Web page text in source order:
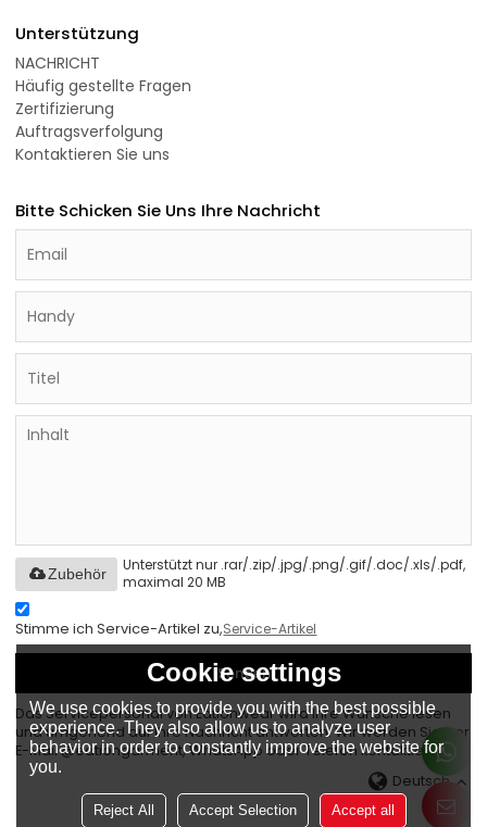
Unterstützung
NACHRICHT
Häufig gestellte Fragen
Zertifizierung
Auftragsverfolgung
Kontaktieren Sie uns
Bitte Schicken Sie Uns Ihre Nachricht
Unterstützt nur .rar/.zip/.jpg/.png/.gif/.doc/.xls/.pdf,
maximal 20 MB
Zubehör
Stimme ich Service-Artikel zu,Service-Artikel
Senden
Das Servicepersonal von Eationwear wird Ihre Wünsche lesen
und umgehend auf Ihre Nachricht antworten. Wir werden Sie per
E-Mail @eationgarment, WhatsApp oder Telefon kontaktieren.
Deutsch
Cookie settings
We use cookies to provide you with the best possible
experience. They also allow us to analyze user
behavior in order to constantly improve the website for
you.
Reject All Accept Selection Accept all